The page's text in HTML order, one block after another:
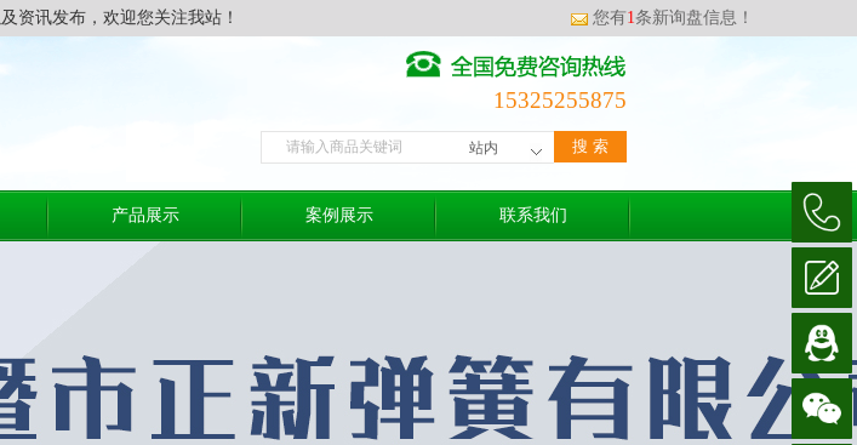
资讯发布，欢迎您关注我站！ 您有1条新询盘信息！
15325255875
产品展示 案例展示 联系我们